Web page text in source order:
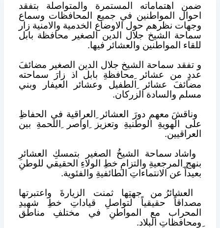
ضمن اهتماماته المستمرة والمتواصلة بتفقد
احوال المواطنين في جميع المحافظات وسماع
وجهات نظرهم حول الاوضاع الخدمية والامنية زار
سماحة الشيخ جلال الدين الصغير محافظة بابل
للقاء المواطنين والعشائر فيها.
و تفقد سماحة الشيخ جلال الدين الصغير مضائفَ
عددٍ من عشائر ِمحافظةِ بابل اذ زارَ سماحته
مضائفَ عشائر ِالطفيل وعشائر العيفار وبني
مسلم والسادة الزركان.
وناقشَ معهم دورَ العشائر ِالعراقية في الحفاظِ
على الهويةِ الوطنيةِ وتعزيز ِاواصر ِاللحمةِ بين
العراقيين.
واشاد سماحة الشيخُ الصغير بتمسكِ العشائرِ
بنهج ِالمرجعيةِ والتزامِ خطِ الولاءِ الحقيقي للوطنِ
بعيداً عن الانتماءاتِ الطائفيةِ والفئوية.
العشائرُ من جهتِها ثمنت الزيارةَ واعتبرتها
مصداقاً حقيقياً لتواصلِ قياداتِ خطِ شهيدِ
المحراب مع المواطنِ في مختلفِ مناطق
ِومحافظاتِ البلاد.